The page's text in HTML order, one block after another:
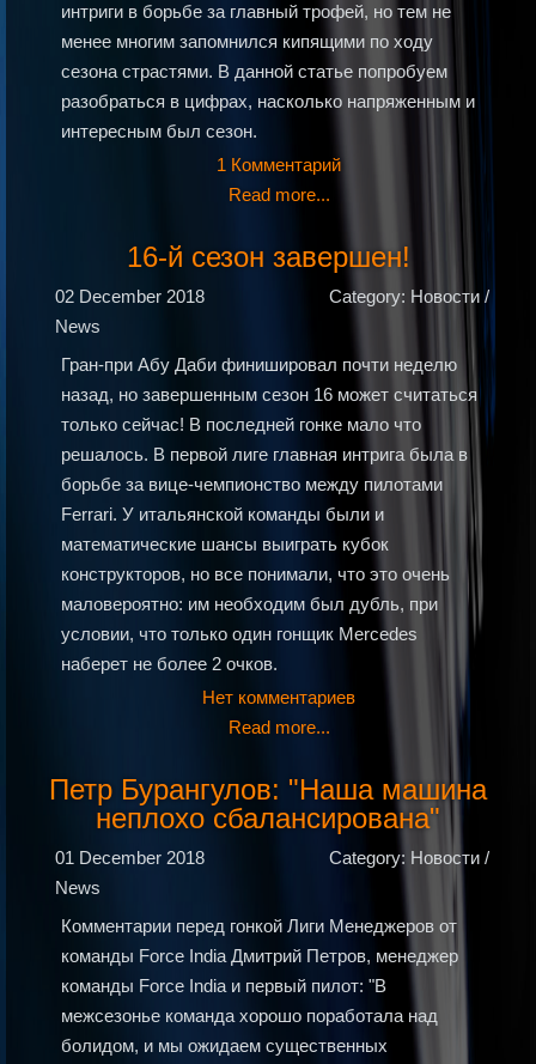
интриги в борьбе за главный трофей, но тем не
менее многим запомнился кипящими по ходу
сезона страстями. В данной статье попробуем
разобраться в цифрах, насколько напряженным и
интересным был сезон.
1 Комментарий
Read more...
16-й сезон завершен!
02 December 2018
Category: Новости /
News
Гран-при Абу Даби финишировал почти неделю
назад, но завершенным сезон 16 может считаться
только сейчас! В последней гонке мало что
решалось. В первой лиге главная интрига была в
борьбе за вице-чемпионство между пилотами
Ferrari. У итальянской команды были и
математические шансы выиграть кубок
конструкторов, но все понимали, что это очень
маловероятно: им необходим был дубль, при
условии, что только один гонщик Mercedes
наберет не более 2 очков.
Нет комментариев
Read more...
Петр Бурангулов: "Наша машина
неплохо сбалансирована"
01 December 2018
Category: Новости /
News
Комментарии перед гонкой Лиги Менеджеров от
команды Force India Дмитрий Петров, менеджер
команды Force India и первый пилот: "В
межсезонье команда хорошо поработала над
болидом, и мы ожидаем существенных